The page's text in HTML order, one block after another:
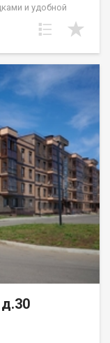
и удобной
и Вы
от небольшой
в подарок!